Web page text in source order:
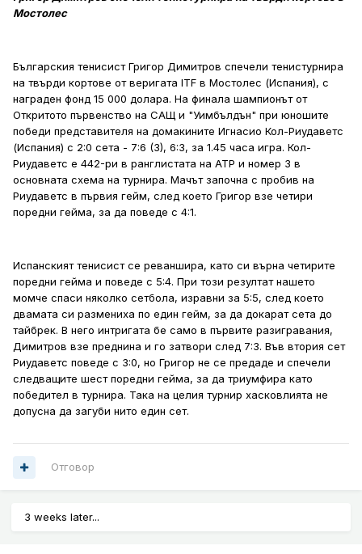
Мостолес
Българския тенисист Григор Димитров спечели тенистурнира
на твърди кортове от веригата ITF в Мостолес (Испания), с
награден фонд 15 000 долара. На финала шампионът от
Откритото първенство на САЩ и "Уимбълдън" при юношите
победи представителя на домакините Игнасио Кол-Риудаветс
(Испания) с 2:0 сета - 7:6 (3), 6:3, за 1.45 часа игра. Кол-
Риудаветс е 442-ри в ранглистата на ATP и номер 3 в
основната схема на турнира. Мачът започна с пробив на
Риудаветс в първия гейм, след което Григор взе четири
поредни гейма, за да поведе с 4:1.
Испанският тенисист се реваншира, като си върна четирите
поредни гейма и поведе с 5:4. При този резултат нашето
момче спаси няколко сетбола, изравни за 5:5, след което
двамата си размениха по един гейм, за да докарат сета до
тайбрек. В него интригата бе само в първите разигравания,
Димитров взе преднина и го затвори след 7:3. Във втория сет
Риудаветс поведе с 3:0, но Григор не се предаде и спечели
следващите шест поредни гейма, за да триумфира като
победител в турнира. Така на целия турнир хасковлията не
допусна да загуби нито един сет.
Отговор
3 weeks later...